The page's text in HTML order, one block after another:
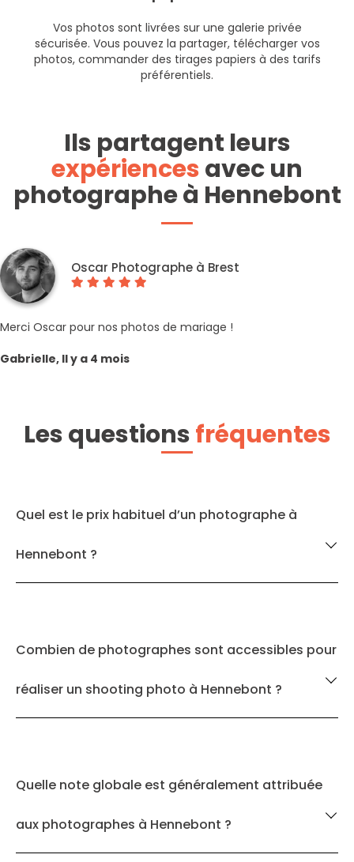
Vos photos sont livrées sur une galerie privée
sécurisée. Vous pouvez la partager, télécharger vos
photos, commander des tirages papiers à des tarifs
préférentiels.
Ils partagent leurs
expériencesavec un
photographe à Hennebont
Oscar Photographe à Brest
Merci Oscar pour nos photos de mariage !
Gabrielle, Il y a 4 mois
Les questionsfréquentes
Quel est le prix habituel d’un photographe à
Hennebont ?
Combien de photographes sont accessibles pour
réaliser un shooting photo à Hennebont ?
Quelle note globale est généralement attribuée
aux photographes à Hennebont ?